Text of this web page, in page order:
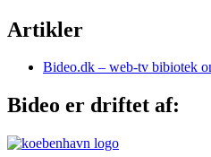
Artikler
Bideo.dk – web-tv bibiotek
Bideo er driftet af: